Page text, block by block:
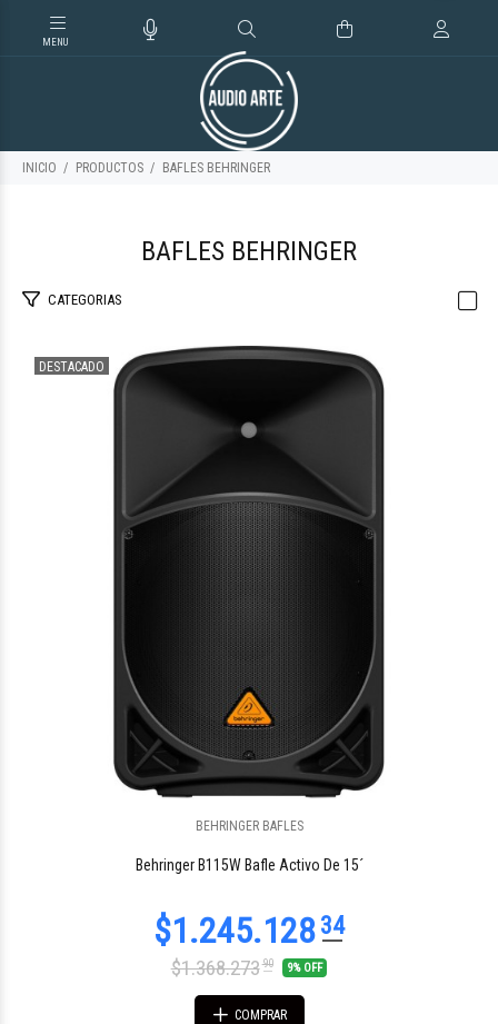
INICIO PRODUCTOS BAFLES BEHRINGER
BAFLES BEHRINGER
CATEGORIAS
DESTACADO
BEHRINGER BAFLES
Behringer B115W Bafle Activo De 15´
$1.368.27390 9% OFF
COMPRAR